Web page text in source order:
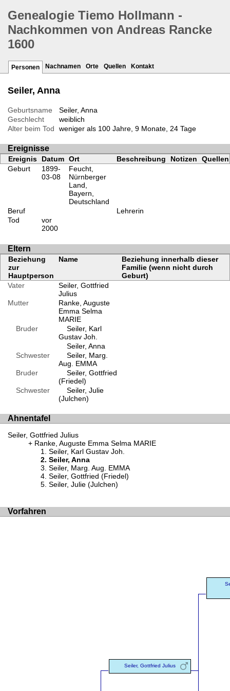
Genealogie Tiemo Hollmann -
Nachkommen von Andreas Rancke
1600
Personen Nachnamen Orte Quellen Kontakt
Seiler, Anna
Geburtsname
Seiler, Anna
Geschlecht
weiblich
Alter beim Tod
weniger als 100 Jahre, 9 Monate, 24 Tage
Ereignisse
Ereignis Datum Ort Beschreibung Notizen
Quellen
Geburt
1899-
03-08
Feucht,
Nürnberger
Land,
Bayern,
Deutschland
Beruf
Lehrerin
Tod
vor
2000
Eltern
Beziehung
zur
Hauptperson
Name
Beziehung innerhalb dieser
Familie (wenn nicht durch
Geburt)
Vater
Seiler, Gottfried
Julius
Mutter
Ranke, Auguste
Emma Selma
MARIE
Bruder
Seiler, Karl
Gustav Joh.
Seiler, Anna
Schwester
Seiler, Marg.
Aug. EMMA
Bruder
Seiler, Gottfried
(Friedel)
Schwester
Seiler, Julie
(Julchen)
Ahnentafel
Seiler, Gottfried Julius
Ranke, Auguste Emma Selma MARIE
Seiler, Karl Gustav Joh.
Seiler, Anna
Seiler, Marg. Aug. EMMA
Seiler, Gottfried (Friedel)
Seiler, Julie (Julchen)
Vorfahren
Seiler, Gottfried Julius